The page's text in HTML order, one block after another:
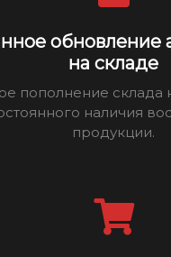
обновление
на складе
пополнение
наличия
продукции.